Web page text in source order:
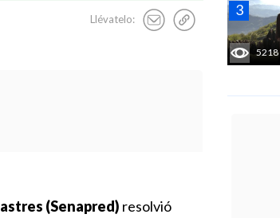
Llévatelo:
5218
(Senapred) resolvió